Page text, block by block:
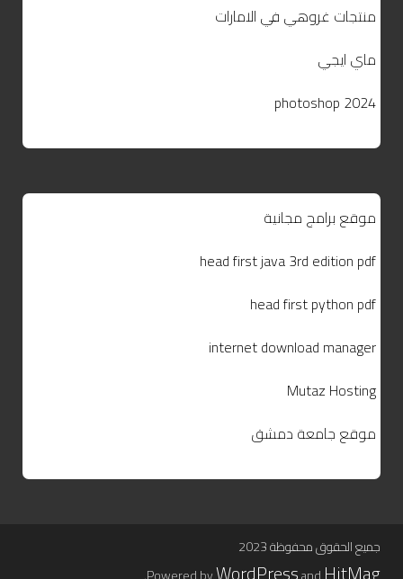
منتجات غروهي في الامارات
ماي ايجي
photoshop 2024
موقع برامج مجانية
head first java 3rd edition pdf
head first python pdf
internet download manager
Mutaz Hosting
موقع جامعة دمشق
جميع الحقوق محفوظة 2023